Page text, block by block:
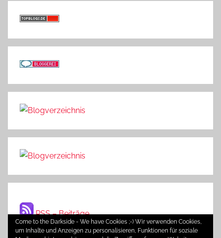
RSS – Beiträge
Come to the Darkside - We have Cookies ;-) Wir verwenden Cookies,
um Inhalte und Anzeigen zu personalisieren, Funktionen für soziale